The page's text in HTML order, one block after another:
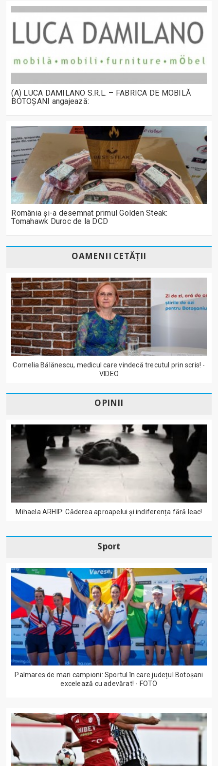
(A) LUCA DAMILANO S.R.L. – FABRICA DE MOBILĂ
BOTOȘANI angajează:
România și-a desemnat primul Golden Steak:
Tomahawk Duroc de la DCD
OAMENII CETĂȚII
Cornelia Bălănescu, medicul care vindecă trecutul prin scris! -
VIDEO
OPINII
Mihaela ARHIP: Căderea aproapelui și indiferența fără leac!
Sport
Palmares de mari campioni: Sportul în care județul Botoșani
excelează cu adevărat! - FOTO